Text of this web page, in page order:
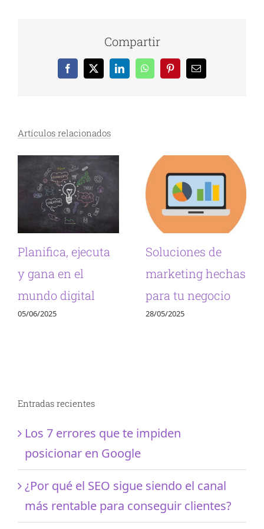
Compartir
Facebook
X LinkedInWhatsAppPinterestCorreo
Artículos relacionados
Planifica, ejecuta
y gana en el
mundo digital
05/06/2025
Soluciones de
marketing hechas
para tu negocio
28/05/2025
Entradas recientes
Los 7 errores que te impiden
posicionar en Google
¿Por qué el SEO sigue siendo el canal
más rentable para conseguir clientes?